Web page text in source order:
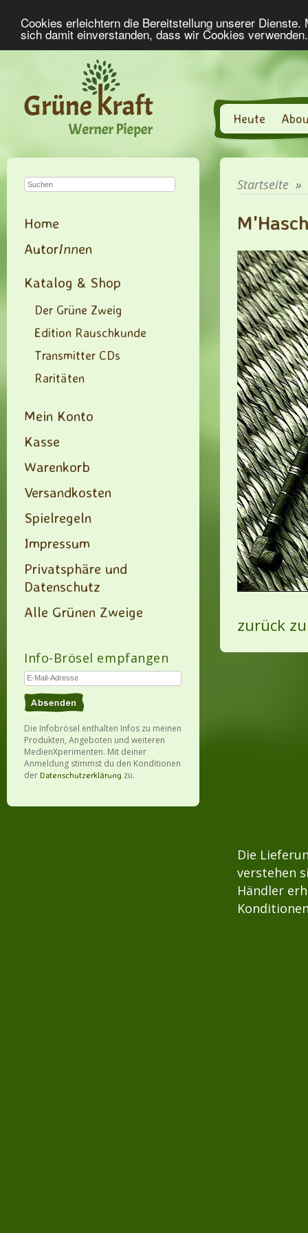
Cookies erleichtern die Bereitstellung unserer
sich damit einverstanden, dass wir Cookies
Heute
Home
AutorInnen
Katalog & Shop
Der Grüne Zweig
Edition Rauschkunde
Transmitter CDs
Raritäten
Mein Konto
Kasse
Warenkorb
Versandkosten
Spielregeln
Impressum
Privatsphäre und
Datenschutz
Alle Grünen Zweige
Info-Brösel empfangen
Die Infobrösel enthalten Infos zu meinen
Produkten, Angeboten und weiteren
MedienXperimenten. Mit deiner
Anmeldung stimmst du den Konditionen
der Datenschutzerklärung zu.
Startseite »
zurück
Die
verstehen
Händler